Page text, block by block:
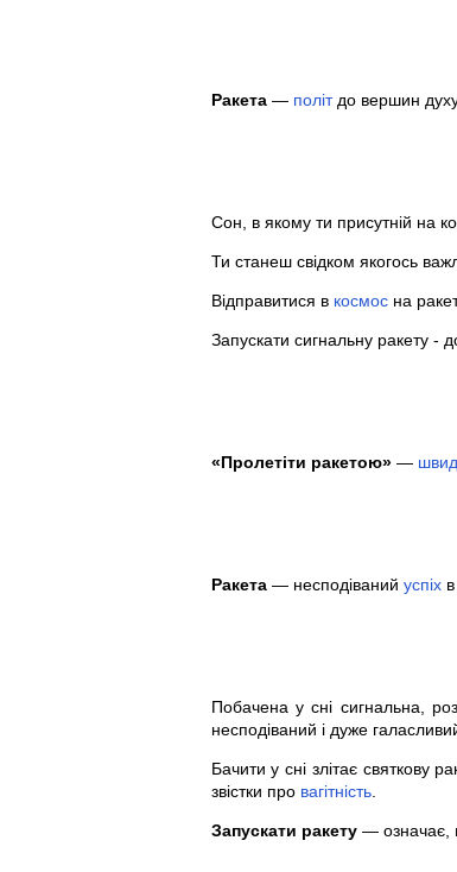
Ракета— політдо вершин
Сон, в якому ти присутній на
Ти станеш свідком якогось
Відправитися в космосна
Запускати сигнальну ракету -
«Пролетіти ракетою»—
Ракета— несподіваний успіхв
Побачена у сні сигнальна,
несподіваний і дуже
Бачити у сні злітає святкову
звістки про вагітність.
Запускати ракету— означає,